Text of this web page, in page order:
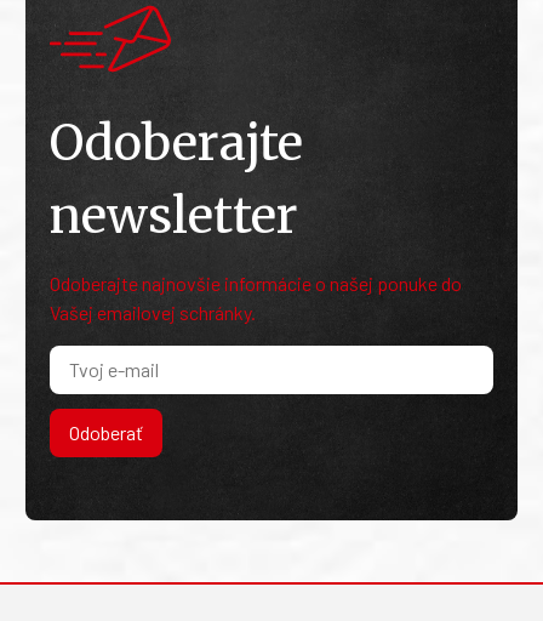
Odoberajte
newsletter
Odoberajte najnovšie informácie o našej ponuke do
Vašej emailovej schránky.
Odoberať